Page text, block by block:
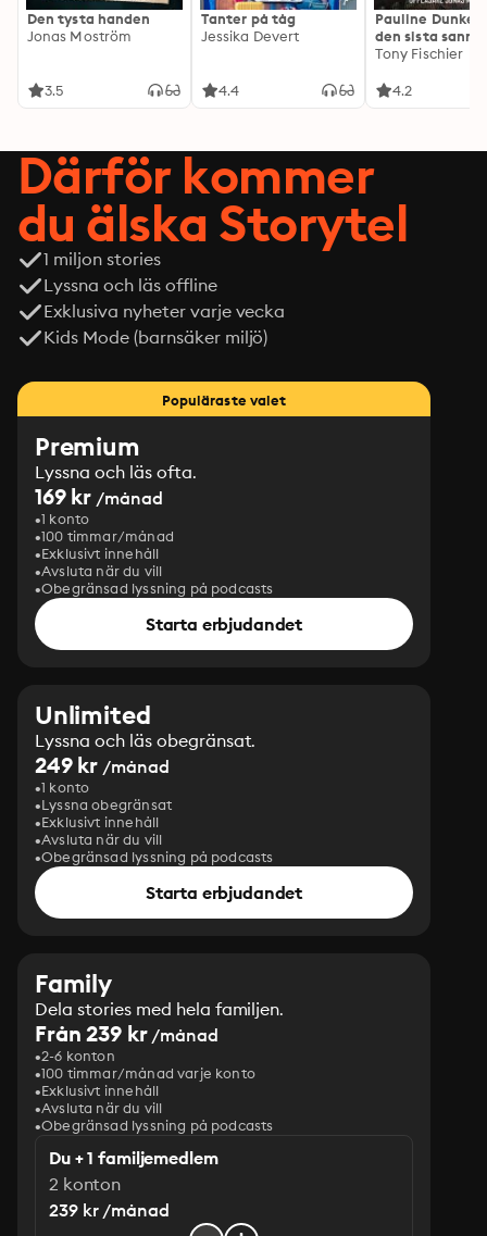
Den tysta handen
Jonas Moström
3.5
Tanter på tåg
Jessika Devert
4.4
Pauline Dunker
den sista
Tony Fischier
4.2
Därför kommer
du älska Storytel
1 miljon stories
Lyssna och läs offline
Exklusiva nyheter varje vecka
Kids Mode (barnsäker miljö)
Populäraste valet
Premium
Lyssna och läs ofta.
169 kr /månad
1 konto
100 timmar/månad
Exklusivt innehåll
Avsluta när du vill
Obegränsad lyssning på podcasts
Starta erbjudandet
Unlimited
Lyssna och läs obegränsat.
249 kr /månad
1 konto
Lyssna obegränsat
Exklusivt innehåll
Avsluta när du vill
Obegränsad lyssning på podcasts
Starta erbjudandet
Family
Dela stories med hela familjen.
Från 239 kr/månad
2-6 konton
100 timmar/månad varje konto
Exklusivt innehåll
Avsluta när du vill
Obegränsad lyssning på podcasts
Du + 1 familjemedlem
2 konton
239 kr /månad